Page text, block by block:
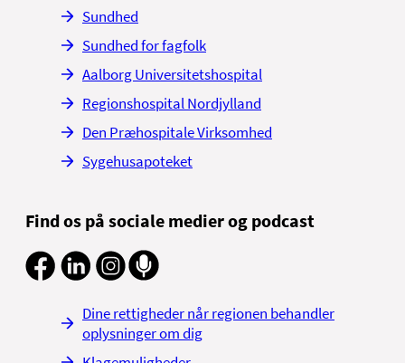
Sundhed
Sundhed for fagfolk
Aalborg Universitetshospital
Regionshospital Nordjylland
Den Præhospitale Virksomhed
Sygehusapoteket
Find os på sociale medier og podcast
Dine rettigheder når regionen behandler
oplysninger om dig